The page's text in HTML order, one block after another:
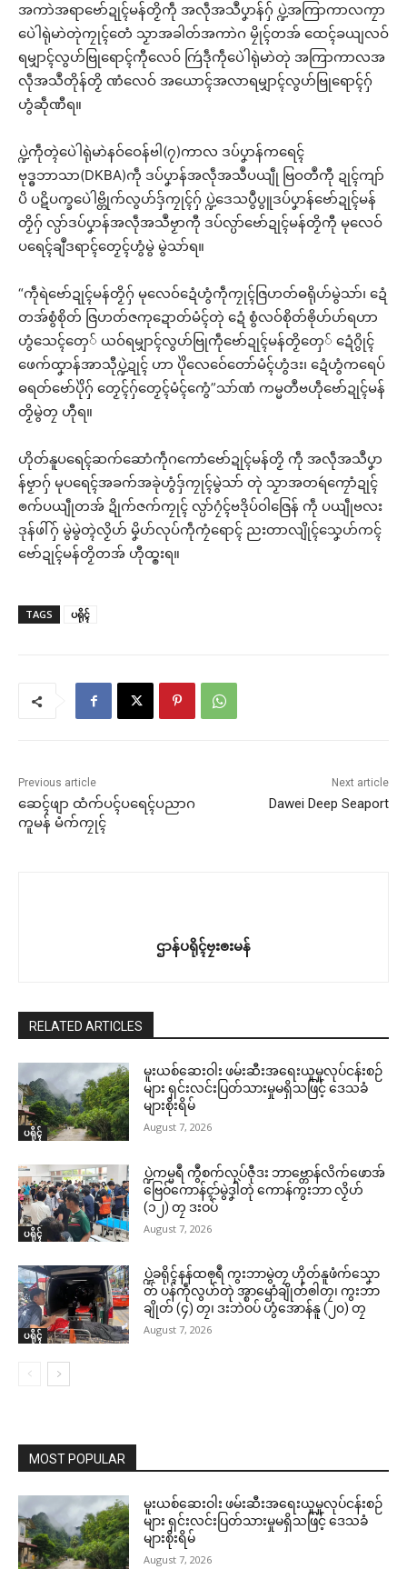
အကာဲအရာဗော်ဍုၚ်မန်တၟိကဵု အလဵုအသဳပၞာန်ဂှ် ပ္ဍဲအကြာကာလကၠာ
ပေဲါရုဲမာဲတုဲကၠုၚ်တေံ သၟာအခါတ်အကာဲဂ မၠိုၚ်တအ် ထေၚ်ခယျလဝ်
ရမျှာၚ်လွဟ်ဗြုရောၚ်ကီုလေဝ် ကြဴဒဵုကဵုပေဲါရုဲမာဲတုဲ အကြာကာလအ
လဵုအသဳတိုန်တၟိ ဏံလေဝ် အယောၚ်အလာရမျှာၚ်လွဟ်ဗြုရောၚ်ဂှ်
ဟွံဆဵုဏီရ။
ပ္ဍဲကဵုတ္ၚဲပေဲါရုဲမာဲနဝ်ဝေန်ဗါ(၇)ကာလ ဒပ်ပၞာန်ကရေၚ်
ဗုဒ္ဓဘာသာ(DKBA)ကဵု ဒပ်ပၞာန်အလဵုအသဳပယျဵု ဗြဝတဳကီု ဍုၚ်ကျာ်
ပိ ပဋိပက္ခပေဲါဗ္တိုက်လွဟ်ဒှ်ကၠုၚ်ဂှ် ပ္ဍဲဒေသပွဳပွူဒပ်ပၞာန်ဗော်ဍုၚ်မန်
တၟိဂှ် လ္ပာ်ဒပ်ပၞာန်အလဵုအသဳဗၟာကီု ဒပ်လ္ပာ်ဗော်ဍုၚ်မန်တၟိကီု မုလေဝ်
ပရေၚ်ချဳဒရာၚ်တၟေၚ်ဟွံမွဲ မွဲသာ်ရ။
“ကဵုရဲဗော်ဍုၚ်မန်တၟိဂှ် မုလေဝ်ဍေံဟွံကဵုကၠုၚ်ဇြဟတ်ဓရိုဟ်မွဲသာ်၊ ဍေံ
တအ်စွံစိုတ် ဇြဟတ်ဇကုဍောတ်မံၚ်တုဲ ဍေံ စွံလဝ်စိုတ်ၜိုဟ်ဟ်ရဟာ
ဟွံသေၚ်တှေ် ယဝ်ရမျှာၚ်လွဟ်ဗြုကဵုဗော်ဍုၚ်မန်တၟိတှေ် ဍေံဂွိုၚ်
ဖေက်ထၞာန်အာသီုပ္ဍဲဍုၚ် ဟာ ပိုဲလေဝ်ေတော်မံၚ်ဟွံဒး၊ ဍေံဟွံကရေပ်
ဓရတ်ဗော်ပိုဲဂှ် တၟေၚ်ဂှ်တၟေၚ်မံၚ်ကွေံ”သာ်ဏံ ကမ္မတဳဗဟဵုဗော်ဍုၚ်မန်
တၟိမွဲတၠ ဟီုရ။
ဟိုတ်နူပရေၚ်ဆက်ဆောံကဵုဂကောံဗော်ဍုၚ်မန်တၟိ ကဵု အလဵုအသဳပၞာ
န်ဗၟာဂှ် မုပရေၚ်အခက်အခုဲဟွံဒှ်ကၠုၚ်မွဲသာ် တုဲ သၟာအတရဴကၠောံဍုၚ်
ၜက်ပယျဵုတအ် ဍိုက်ဇက်ကၠုၚ် လ္ပာ်ဂၠံၚ်ဗဒိုပ်ဝါဇြေန် ကဵု ပယျဵုဗလး
ဒုန်ဖါ်ဂှ် မွဲမွဲတ္ၚဲလၟိဟ် မၞိဟ်လုပ်ကဵုကၠံရောၚ် ညးတာလျိုၚ်သၞေဟ်ကၚ်
ဗော်ဍုၚ်မန်တၟိတအ် ဟီုထ္ၜးရ။
TAGS ပရိုၚ်
Previous article
ဆေၚ်ဖျာ ထံက်ပၚ်ပရေၚ်ပညာဂ
ကူမန် မံက်ကၠုၚ်
Next article
Dawei Deep Seaport
ဌာန်ပရိုၚ်ဗၠးၜးမန်
RELATED ARTICLES
ပရိုၚ်
မူးယစ်ဆေးဝါး ဖမ်းဆီးအရေးယူမှုလုပ်ငန်းစဉ်
များ ရှင်းလင်းပြတ်သားမှုမရှိသဖြင့် ဒေသခံ
များစိုးရိမ်
August 7, 2026
ပရိုၚ်
ပ္ဍဲကမ္မရဳ ကွဳစက်လုပ်ဇီုဒး ဘာဗ္တောန်လိက်ဖောအ်
ဗြေဝ်ကောန်ၚာ်မွဲဒၞါဲတုဲ ကောန်ကွးဘာ လၟိဟ်
(၁၂) တၠ ဒးဝပ်
August 7, 2026
ပရိုၚ်
ပ္ဍဲခရိုၚ်နန်ထၜုရဳ ကွးဘာမွဲတၠ ဟိုတ်နူဖံက်သၞော
တ် ပန်ကဵုလွဟ်တုဲ အ္စာၝောံချိုတ်ၜါတၠ၊ ကွးဘာ
ချိုတ် (၄) တၠ၊ ဒးဘဲဝပ် ဟွံအောန်နူ (၂၀) တၠ
August 7, 2026
MOST POPULAR
မူးယစ်ဆေးဝါး ဖမ်းဆီးအရေးယူမှုလုပ်ငန်းစဉ်
များ ရှင်းလင်းပြတ်သားမှုမရှိသဖြင့် ဒေသခံ
များစိုးရိမ်
August 7, 2026